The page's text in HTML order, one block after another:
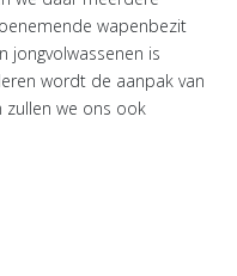
wapenbezit
jongvolwassenen is
wordt de aanpak van
we ons ook